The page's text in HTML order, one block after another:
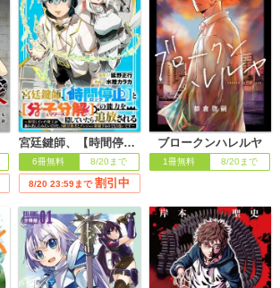
宮廷鍵師、【時間停止（ロック）】と【分子分解（リリース）】の能力を隠していたら追放される～封印していた魔王が暴れ出したみたいだけど、S級冒険者とダンジョン制覇するのでもう遅いです～【分冊版】
6冊無料 8/20まで
8/20 23:59まで 割引中
ブロークンハレルヤ
1冊無料 8/20まで